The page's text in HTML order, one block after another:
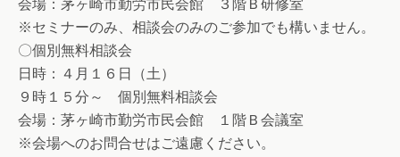
会場：茅ヶ崎市勤労市民会館 ３階Ｂ研修室
※セミナーのみ、相談会のみのご参加でも構いません。
〇個別無料相談会
日時：４月１６日（土）
９時１５分～ 個別無料相談会
会場：茅ヶ崎市勤労市民会館 １階Ｂ会議室
※会場へのお問合せはご遠慮ください。